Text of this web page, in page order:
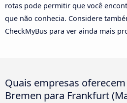
rotas pode permitir que você
que não conhecia. Considere
CheckMyBus para ver ainda mais
Quais empresas
Bremen para Frankfurt